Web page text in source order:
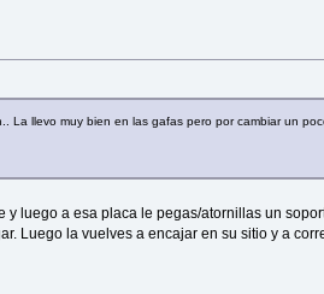
La llevo muy bien en las gafas pero por cambiar un
luego a esa placa le pegas/atornillas un
Luego la vuelves a encajar en su sitio y a